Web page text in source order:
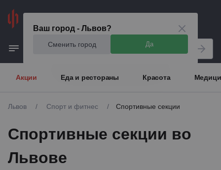
Ваш город - Львов?
Сменить город Да
Акции Еда и рестораны Красота
Львов / Спорт и фитнес / Спортивные секции
Спортивные секции во
Львове